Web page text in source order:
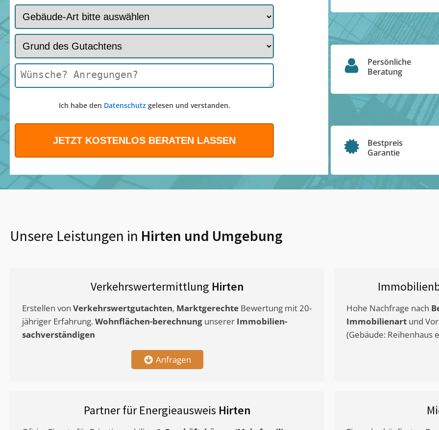
Ich habe den Datenschutzgelesen und verstanden.
Persönliche
Beratung
Bestpreis
Garantie
Unsere Leistungen in Hirten und Umgebung
Verkehrswertermittlung Hirten
Erstellen von Verkehrswertgutachten, Marktgerechte Bewertung mit 20-
jähriger Erfahrung. Wohnflächen-berechnung unserer Immobilien-
sachverständigen
Anfragen
Hohe Nachfrage nach
Immobilienart und
(Gebäude: Reihenhaus
Partner für Energieausweis Hirten